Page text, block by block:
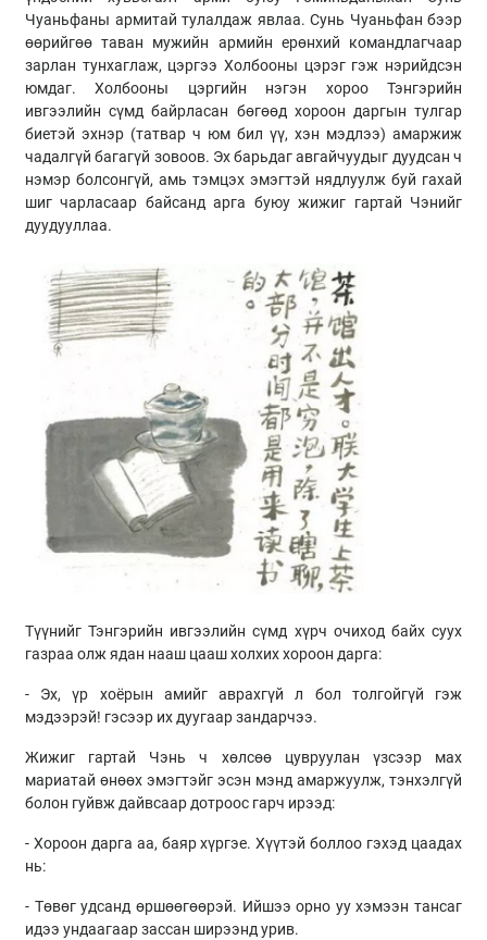
Чуаньфаны армитай тулалдаж явлаа. Сунь Чуаньфан бээр
өөрийгөө таван мужийн армийн ерөнхий командлагчаар
зарлан тунхаглаж, цэргээ Холбооны цэрэг гэж нэрийдсэн
юмдаг. Холбооны цэргийн нэгэн хороо Тэнгэрийн
ивгээлийн сүмд байрласан бөгөөд хороон даргын тулгар
биетэй эхнэр (татвар ч юм бил үү, хэн мэдлээ) амаржиж
чадалгүй багагүй зовоов. Эх барьдаг авгайчуудыг дуудсан ч
нэмэр болсонгүй, амь тэмцэх эмэгтэй нядлуулж буй гахай
шиг чарласаар байсанд арга буюу жижиг гартай Чэнийг
дуудууллаа.
Түүнийг Тэнгэрийн ивгээлийн сүмд хүрч очиход байх суух
газраа олж ядан нааш цааш холхих хороон дарга:
- Эх, үр хоёрын амийг аврахгүй л бол толгойгүй гэж
мэдээрэй! гэсээр их дуугаар зандарчээ.
Жижиг гартай Чэнь ч хөлсөө цувруулан үзсээр мах
мариатай өнөөх эмэгтэйг эсэн мэнд амаржуулж, тэнхэлгүй
болон гуйвж дайвсаар дотроос гарч ирээд:
- Хороон дарга аа, баяр хүргэе. Хүүтэй боллоо гэхэд цаадах
нь:
- Төвөг удсанд өршөөгөөрэй. Ийшээ орно уу хэмээн тансаг
идээ ундаагаар зассан ширээнд урив.